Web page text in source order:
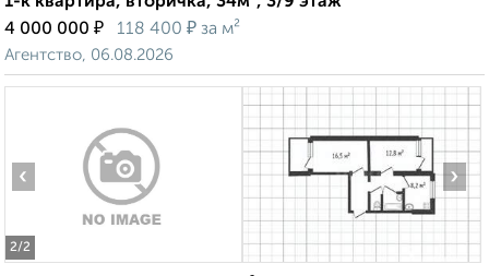
4 000 000 ₽ 118 400 ₽ за м²
Агентство, 06.08.2026
2/2
‹ ›